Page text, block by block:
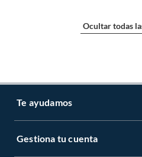
Ocultar todas
Te ayudamos
LIbro de reclamaciones
Gestiona tu cuenta